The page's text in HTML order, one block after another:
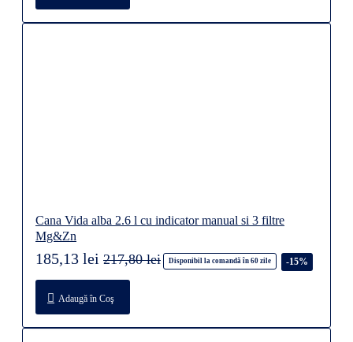
Cana Vida alba 2.6 l cu indicator manual si 3 filtre
Mg&Zn
Disponibil la comandă în 60 zile -15%
185,13 lei 217,80 lei
Adaugă în Coş